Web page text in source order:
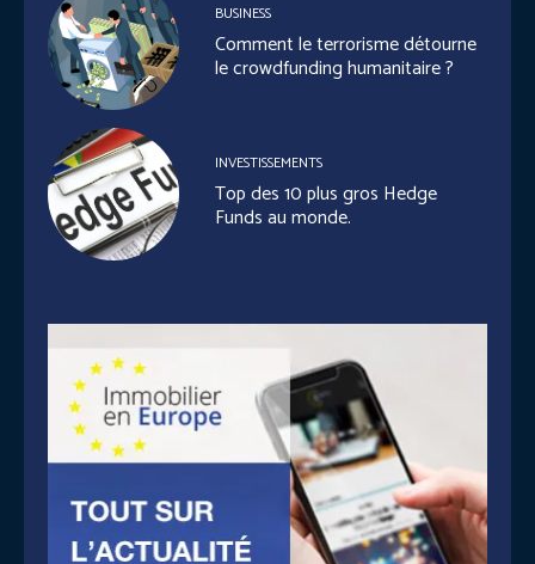
BUSINESS
Comment le terrorisme détourne
le crowdfunding humanitaire ?
INVESTISSEMENTS
Top des 10 plus gros Hedge
Funds au monde.